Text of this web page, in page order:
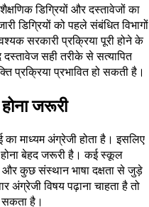
डिग्रियों और दस्तावेजों का
डिग्रियों को पहले संबंधित विभागों
सरकारी प्रक्रिया पूरी होने के
दस्तावेज सही तरीके से सत्यापित
प्रक्रिया प्रभावित हो सकती है।
जरूरी
माध्यम अंग्रेजी होता है। इसलिए
होना बेहद जरूरी है। कई स्कूल
और कुछ संस्थान भाषा दक्षता से जुड़े
अंग्रेजी विषय पढ़ाना चाहता है तो
सकता है।